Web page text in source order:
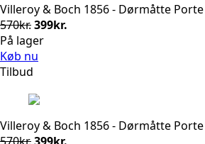
Villeroy & Boch 1856 - Dørmåtte
570kr.Den
oprindelige
pris
399kr.
På lager
Køb nu
Tilbud
Villeroy & Boch 1856 - Dørmåtte
Den